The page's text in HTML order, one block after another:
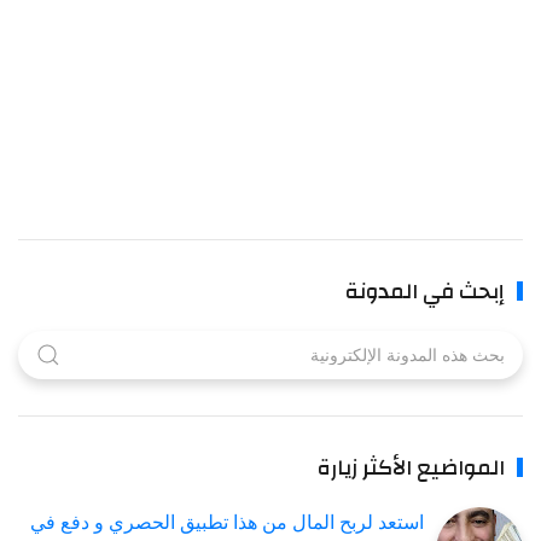
في المدونة
الأكثر زيارة
استعد لربح المال من هذا تطبيق الحصري و دفع في